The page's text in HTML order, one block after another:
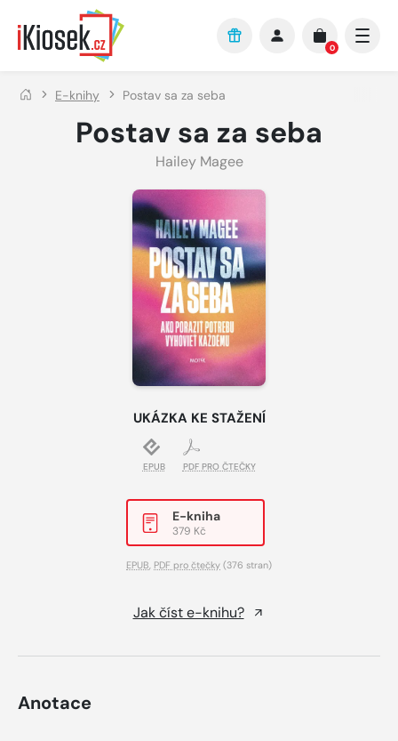
Přejít na hlavní obsah
0
E-knihy Postav sa za seba
Postav sa za seba
Hailey Magee
UKÁZKA KE STAŽENÍ
EPUB PDF PRO ČTEČKY
E-kniha
379 Kč
EPUB, PDF pro čtečky (376 stran)
Jak číst e-knihu?
Anotace